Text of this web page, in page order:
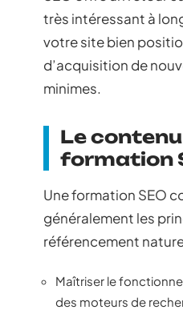
très intéressant à
votre site bien
d’acquisition de
minimes.
Le
formation
Une formation SEO
généralement les
référencement
Maîtriser le
des moteurs de